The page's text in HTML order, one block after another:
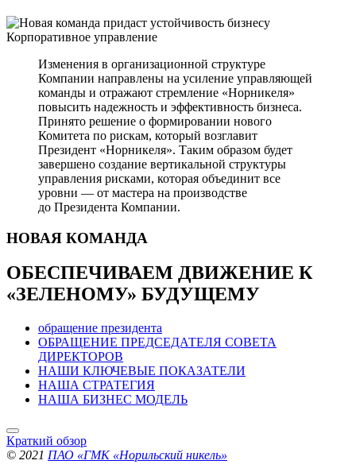
Корпоративное управление
Изменения в организационной структуре
Компании направлены на усиление управляющей
команды и отражают стремление «Норникеля»
повысить надежность и эффективность бизнеса.
Принято решение о формировании нового
Комитета по рискам, который возглавит
Президент «Норникеля». Таким образом будет
завершено создание вертикальной структуры
управления рисками, которая объединит все
уровни — от мастера на производстве
до Президента Компании.
НОВАЯ КОМАНДА
ОБЕСПЕЧИВАЕМ ДВИЖЕНИЕ К
«ЗЕЛЕНОМУ» БУДУЩЕМУ
обращение президента
ОБРАЩЕНИЕ ПРЕДСЕДАТЕЛЯ СОВЕТА
ДИРЕКТОРОВ
НАШИ КЛЮЧЕВЫЕ ПОКАЗАТЕЛИ
НАША СТРАТЕГИЯ
НАША БИЗНЕС МОДЕЛЬ
Краткий обзор
© 2021 ПАО «ГМК «Норильский никель»